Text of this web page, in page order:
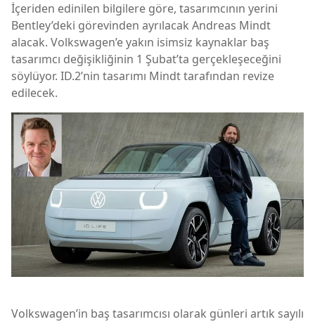
İçeriden edinilen bilgilere göre, tasarımcının yerini
Bentley’deki görevinden ayrılacak Andreas Mindt
alacak. Volkswagen’e yakın isimsiz kaynaklar baş
tasarımcı değişikliğinin 1 Şubat’ta gerçekleşeceğini
söylüyor. ID.2’nin tasarımı Mindt tarafından revize
edilecek.
Volkswagen’in baş tasarımcısı olarak günleri artık sayılı